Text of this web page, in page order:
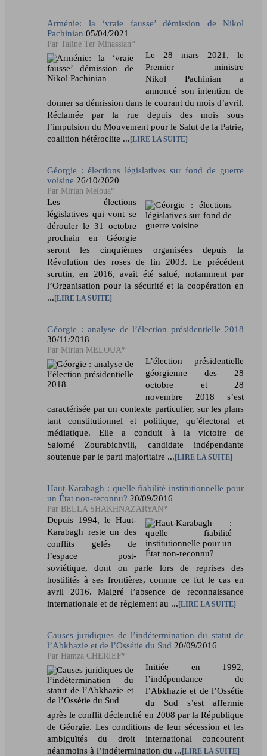
Arménie: la ‘vraie fausse’ démission de Nikol
Pachinian 05/04/2021
Taline Ter Minassian*
Le 28 mars 2021, le
Premier ministre
Nikol Pachinian a
annoncé son intention de
donner sa démission dans le courant du mois d’avril.
Réclamée par la rue depuis des mois sous
l’impulsion du Mouvement pour le Salut de la Patrie,
coalition hétéroclite ... LIRE LA SUITE
Géorgie : élections législatives sur fond de guerre
voisine 26/10/2020
Mirian Meloua*
Les élections
législatives qui vont se
dérouler le 31 octobre
prochain en Géorgie
seront les cinquièmes organisées depuis la
Révolution des roses de fin 2003. Le précédent
scrutin, en 2016, avait été salué, notamment par
l’Organisation pour la sécurité et la coopération en
... LIRE LA SUITE
Géorgie : analyse de l’élection présidentielle 2018
30/11/2018
Mirian MELOUA*
L’élection présidentielle
géorgienne des 28
octobre et 28
novembre 2018 s’est
caractérisée par un contexte particulier, sur les plans
tant constitutionnel et politique, qu’électoral et
médiatique. Elle a conduit à la victoire de
Salomé Zourabichvili, candidate indépendante
soutenue par le parti majoritaire ... LIRE LA SUITE
Haut-Karabagh : quelle fiabilité institutionnelle pour
un État non-reconnu? 20/09/2016
BELLA SHAKHNAZARYAN*
Depuis 1994, le Haut-
Karabagh reste un des
conflits gelés de
l’espace post-
soviétique, dont on parle lors de reprises des
hostilités à ses frontières, comme ce fut le cas en
avril 2016. Malgré l’absence de reconnaissance
internationale et de règlement au ... LIRE LA SUITE
Causes juridiques de l’indétermination du statut de
l’Abkhazie et de l’Ossétie du Sud 20/09/2016
Hamza CHERIEF*
Initiée en 1992,
l’indépendance de
l’Abkhazie et de l’Ossétie
du Sud s’est affermie
après le conflit déclenché en 2008 par la République
de Géorgie. Les conditions de leur sécession et les
ambiguïtés du droit international concourent
néanmoins à l’indétermination du ... LIRE LA SUITE